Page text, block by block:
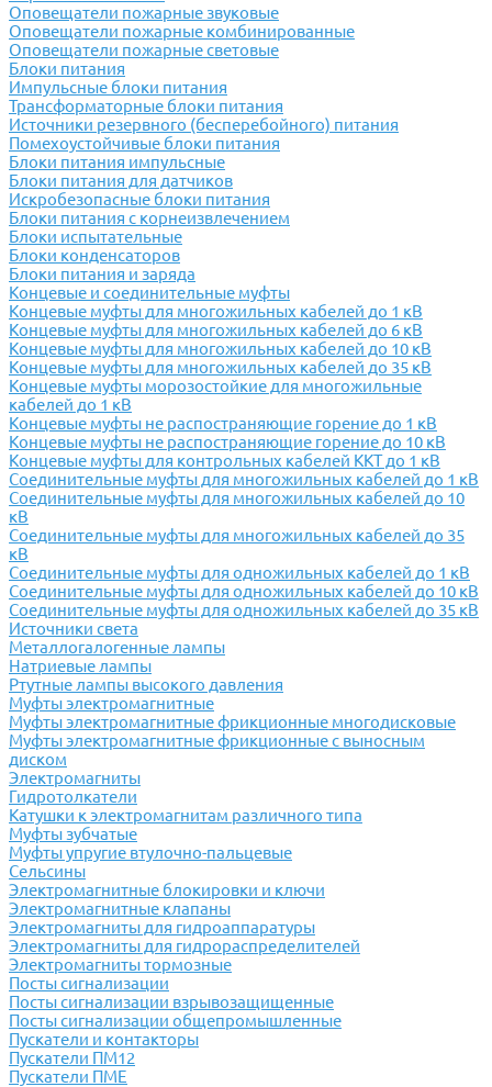
Оповещатели пожарные звуковые
Оповещатели пожарные комбинированные
Оповещатели пожарные световые
Блоки питания
Импульсные блоки питания
Трансформаторные блоки питания
Источники резервного (бесперебойного) питания
Помехоустойчивые блоки питания
Блоки питания импульсные
Блоки питания для датчиков
Искробезопасные блоки питания
Блоки питания с корнеизвлечением
Блоки испытательные
Блоки конденсаторов
Блоки питания и заряда
Концевые и соединительные муфты
Концевые муфты для многожильных кабелей до 1 кВ
Концевые муфты для многожильных кабелей до 6 кВ
Концевые муфты для многожильных кабелей до 10 кВ
Концевые муфты для многожильных кабелей до 35 кВ
Концевые муфты морозостойкие для многожильные
кабелей до 1 кВ
Концевые муфты не распостраняющие горение до 1 кВ
Концевые муфты не распостраняющие горение до 10 кВ
Концевые муфты для контрольных кабелей ККТ до 1 кВ
Соединительные муфты для многожильных кабелей до 1 кВ
Соединительные муфты для многожильных кабелей до 10
кВ
Соединительные муфты для многожильных кабелей до 35
кВ
Соединительные муфты для одножильных кабелей до 1 кВ
Соединительные муфты для одножильных кабелей до 10 кВ
Соединительные муфты для одножильных кабелей до 35 кВ
Источники света
Металлогалогенные лампы
Натриевые лампы
Ртутные лампы высокого давления
Муфты электромагнитные
Муфты электромагнитные фрикционные многодисковые
Муфты электромагнитные фрикционные с выносным
диском
Электромагниты
Гидротолкатели
Катушки к электромагнитам различного типа
Муфты зубчатые
Муфты упругие втулочно-пальцевые
Сельсины
Электромагнитные блокировки и ключи
Электромагнитные клапаны
Электромагниты для гидроаппаратуры
Электромагниты для гидрораспределителей
Электромагниты тормозные
Посты сигнализации
Посты сигнализации взрывозащищенные
Посты сигнализации общепромышленные
Пускатели и контакторы
Пускатели ПМ12
Пускатели ПМЕ